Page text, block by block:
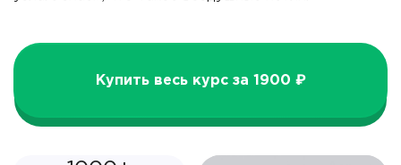
Купить весь курс за 1900 ₽